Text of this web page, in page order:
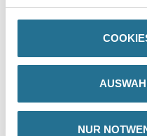
NUR
- Moderne Passform
- Runder Halsausschnitt
- Rippenbündchen am Hals